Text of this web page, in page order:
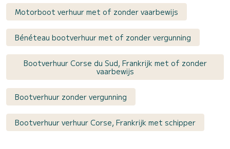
Motorboot verhuur met of zonder vaarbewijs
Bénéteau bootverhuur met of zonder vergunning
Bootverhuur Corse du Sud, Frankrijk met of zonder
vaarbewijs
Bootverhuur zonder vergunning
Bootverhuur verhuur Corse, Frankrijk met schipper